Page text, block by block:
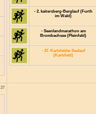
- 2. kaitersberg-Berglauf (Furth
im Wald)
- Seenlandmarathon am
Brombachsee (Pleinfeld)
- 37. Karlsfelder Seelauf
(Karlsfeld)
27